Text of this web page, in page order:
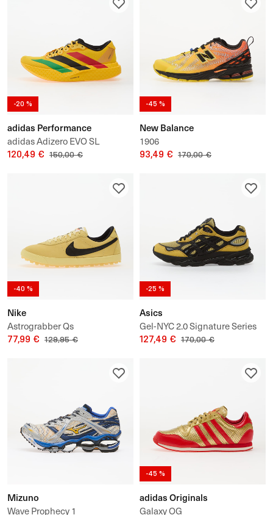
-20 %
adidas Performance
adidas Adizero EVO SL
120,49 € 150,00 €
-45 %
New Balance
1906
93,49 € 170,00 €
-40 %
Nike
Astrograbber Qs
77,99 € 129,95 €
-25 %
Asics
Gel-NYC 2.0 Signature Series
HAL STUDIOS
127,49 € 170,00 €
Mizuno
Wave Prophecy 1
-45 %
adidas Originals
Galaxy OG